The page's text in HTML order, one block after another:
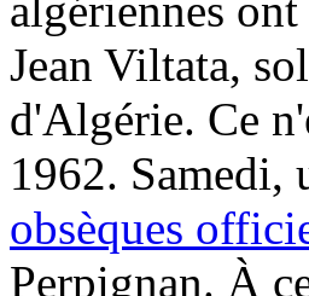
Jean Viltata,
d'Algérie. Ce
1962. Samedi,
obsèques
Perpignan. À